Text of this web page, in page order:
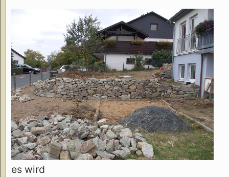
es wird